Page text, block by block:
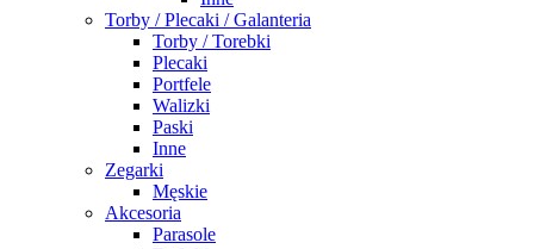
Torby / Plecaki / Galanteria
Torby / Torebki
Plecaki
Portfele
Walizki
Paski
Inne
Zegarki
Męskie
Akcesoria
Parasole